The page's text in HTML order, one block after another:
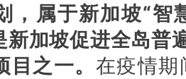
，属于新加坡“智
新加坡促进全岛普
之一。 在疫情期